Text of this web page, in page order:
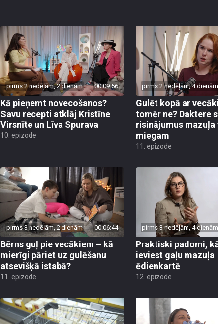
pirms 2 nedēļām, 2 dienām 00:09:56
Kā pieņemt novecošanos?
Savu recepti atklāj Kristīne
Virsnīte un Līva Spurava
10. epizode
pirms 2 nedēļām, 4 dienām
Gulēt kopā ar
tomēr ne? Daktere
risinājumus mazuļa
miegam
11. epizode
pirms 3 nedēļām, 2 dienām 00:06:44
Bērns guļ pie vecākiem – kā
mierīgi pāriet uz gulēšanu
atsevišķā istabā?
11. epizode
pirms 3 nedēļām, 4 dienām
Praktiski padomi,
ieviest gaļu mazuļa
ēdienkartē
12. epizode